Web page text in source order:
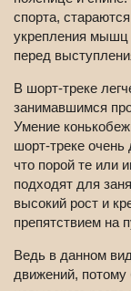
спорта,
укрепления мышц
перед
В шорт-треке
занимавшимся
Умение
шорт-треке очень
что порой те или
подходят для
высокий рост и
препятствием на
Ведь в данном
движений,